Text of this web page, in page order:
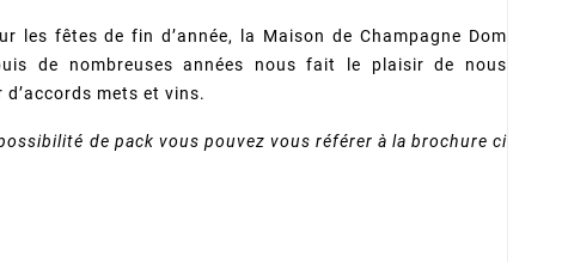
les fêtes de fin d’année, la Maison de Champagne Dom
de nombreuses années nous fait le plaisir de nous
d’accords mets et vins.
de pack vous pouvez vous référer à la brochure ci